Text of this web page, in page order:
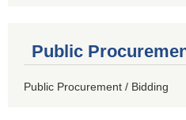
Public
Public Procurement / Bidding